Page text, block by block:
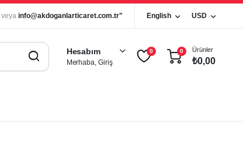
veya info@akdoganlarticaret.com.tr" English USD
Hesabım
Merhaba, Giriş
0 0 Ürünler
₺0,00